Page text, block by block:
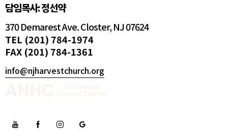
담임목사: 정선약
370 Demarest Ave. Closter, NJ 07624
TEL (201) 784-1974
FAX (201) 784-1361
info@njharvestchurch.org